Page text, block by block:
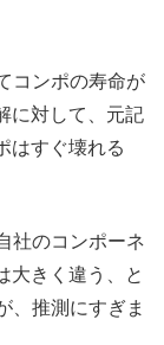
コンポの寿命が
に対して、元記
はすぐ壊れる
社のコンポーネ
大きく違う、と
、推測にすぎま